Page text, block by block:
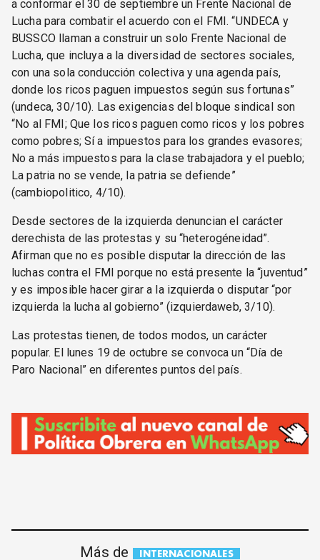
a conformar el 30 de septiembre un Frente Nacional de
Lucha para combatir el acuerdo con el FMI. “UNDECA y
BUSSCO llaman a construir un solo Frente Nacional de
Lucha, que incluya a la diversidad de sectores sociales,
con una sola conducción colectiva y una agenda país,
donde los ricos paguen impuestos según sus fortunas”
(undeca, 30/10). Las exigencias del bloque sindical son
“No al FMI; Que los ricos paguen como ricos y los pobres
como pobres; Sí a impuestos para los grandes evasores;
No a más impuestos para la clase trabajadora y el pueblo;
La patria no se vende, la patria se defiende”
(cambiopolitico, 4/10).
Desde sectores de la izquierda denuncian el carácter
derechista de las protestas y su “heterogéneidad”.
Afirman que no es posible disputar la dirección de las
luchas contra el FMI porque no está presente la “juventud”
y es imposible hacer girar a la izquierda o disputar “por
izquierda la lucha al gobierno” (izquierdaweb, 3/10).
Las protestas tienen, de todos modos, un carácter
popular. El lunes 19 de octubre se convoca un “Día de
Paro Nacional” en diferentes puntos del país.
Más de INTERNACIONALES